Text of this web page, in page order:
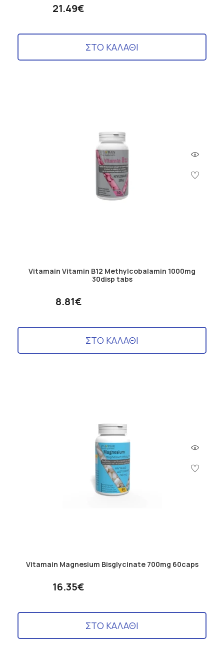
21.49€
ΣΤΟ ΚΑΛΑΘΙ
Vitamain Vitamin B12 Methylcobalamin 1000mg
30disp tabs
8.81€
ΣΤΟ ΚΑΛΑΘΙ
Vitamain Magnesium Bisglycinate 700mg 60caps
16.35€
ΣΤΟ ΚΑΛΑΘΙ